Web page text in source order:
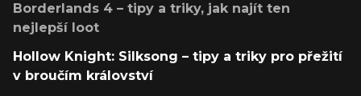
Borderlands 4 – tipy a triky, jak najít ten
nejlepší loot
Hollow Knight: Silksong – tipy a triky pro přežití
v broučím království